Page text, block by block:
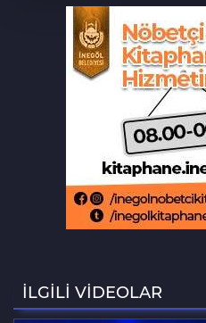
Bursa'da
çarpıştı:
Bursa'daki
saniye
Beğendiği
işte böyle
ölümünde
İLGİLİ VİDEOLAR